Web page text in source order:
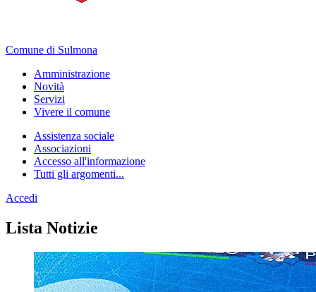
Comune di Sulmona
Amministrazione
Novità
Servizi
Vivere il comune
Assistenza sociale
Associazioni
Accesso all'informazione
Tutti gli argomenti...
Accedi
Homepage
Lista Notizie